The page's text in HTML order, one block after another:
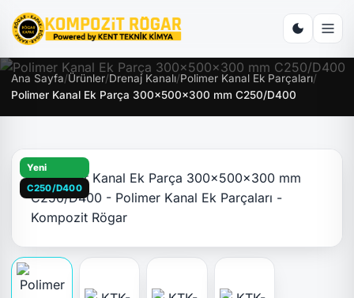
Ana Sayfa/Ürünler/Drenaj Kanalı/Polimer Kanal Ek Parçaları/
Polimer Kanal Ek Parça 300x500x300 mm C250/D400
Yeni
C250/D400